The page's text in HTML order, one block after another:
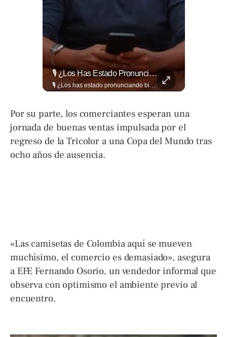
🎙️ ¿Los Has Estado Pronunciando Bien?
Por su parte, los comerciantes esperan una
jornada de buenas ventas impulsada por el
regreso de la Tricolor a una Copa del Mundo tras
ocho años de ausencia.
«Las camisetas de Colombia aquí se mueven
muchísimo, el comercio es demasiado», asegura
a EFE Fernando Osorio, un vendedor informal que
observa con optimismo el ambiente previo al
encuentro.